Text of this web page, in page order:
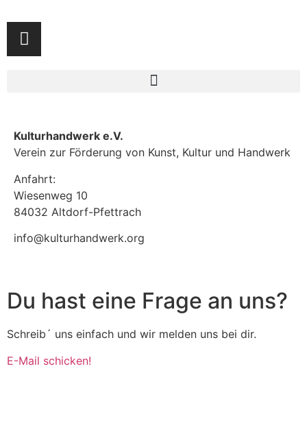
Kulturhandwerk e.V.
Verein zur Förderung von Kunst, Kultur und Handwerk
Anfahrt:
Wiesenweg 10
84032 Altdorf-Pfettrach
info@kulturhandwerk.org
Du hast eine Frage an uns?
Schreib´ uns einfach und wir melden uns bei dir.
E-Mail schicken!